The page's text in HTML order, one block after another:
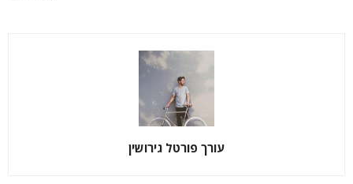
עורך פורטל גירושין